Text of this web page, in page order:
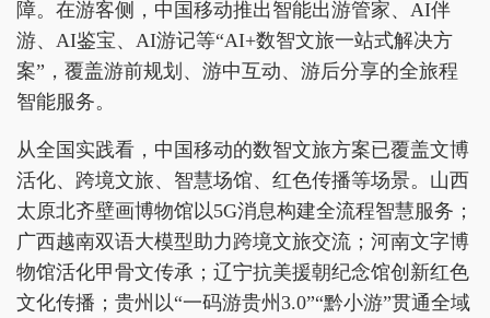
障。在游客侧，中国移动推出智能出游管家、AI伴
游、AI鉴宝、AI游记等“AI+数智文旅一站式解决方
案”，覆盖游前规划、游中互动、游后分享的全旅程
智能服务。
从全国实践看，中国移动的数智文旅方案已覆盖文博
活化、跨境文旅、智慧场馆、红色传播等场景。山西
太原北齐壁画博物馆以5G消息构建全流程智慧服务；
广西越南双语大模型助力跨境文旅交流；河南文字博
物馆活化甲骨文传承；辽宁抗美援朝纪念馆创新红色
文化传播；贵州以“一码游贵州3.0”“黔小游”贯通全域